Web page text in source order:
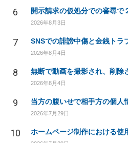
6
2026年8月3日
7 SNSでの誹謗中傷と金銭トラ
2026年8月4日
8
2026年8月4日
9
2026年7月29日
10